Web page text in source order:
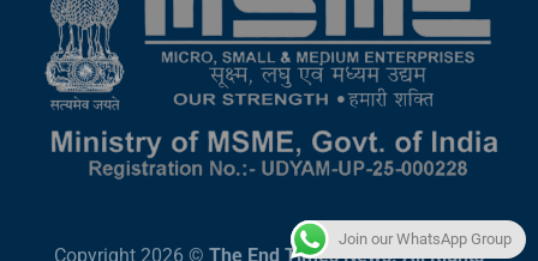
Copyright 2026 © The End Times News. All Rights
Join our WhatsApp Group